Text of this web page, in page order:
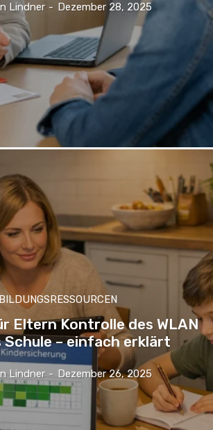
Lindner - Dezember 28, 2025
BILDUNGSRESSOURCEN
Eltern Kontrolle des WLAN
Schule – einfach erklärt
Lindner - Dezember 26, 2025